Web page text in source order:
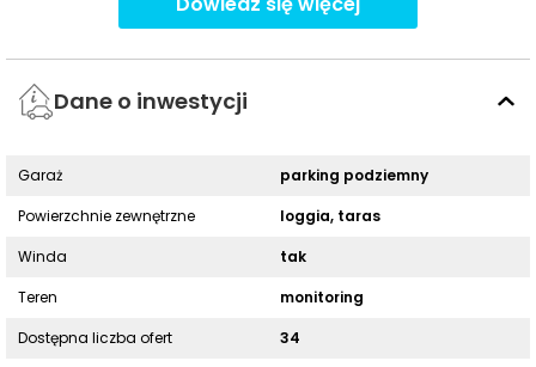
Dane o inwestycji
Garaż
parking podziemny
Powierzchnie zewnętrzne
loggia, taras
Winda
tak
Teren
monitoring
Dostępna liczba ofert
34